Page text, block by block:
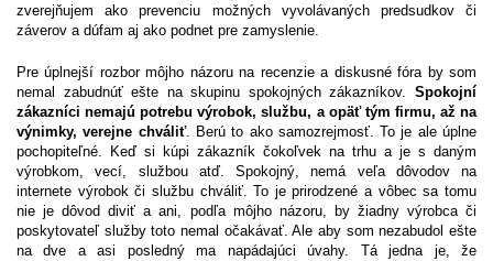
zverejňujem ako prevenciu možných vyvolávaných predsudkov či
záverov a dúfam aj ako podnet pre zamyslenie.
Pre úplnejší rozbor môjho názoru na recenzie a diskusné fóra by som
nemal zabudnúť ešte na skupinu spokojných zákazníkov. Spokojní
zákazníci nemajú potrebu výrobok, službu, a opäť tým firmu, až na
výnimky, verejne chváliť. Berú to ako samozrejmosť. To je ale úplne
pochopiteľné. Keď si kúpi zákazník čokoľvek na trhu a je s daným
výrobkom, vecí, službou atď. Spokojný, nemá veľa dôvodov na
internete výrobok či službu chváliť. To je prirodzené a vôbec sa tomu
nie je dôvod diviť a ani, podľa môjho názoru, by žiadny výrobca či
poskytovateľ služby toto nemal očakávať. Ale aby som nezabudol ešte
na dve a asi posledný ma napádajúci úvahy. Tá jedna je, že